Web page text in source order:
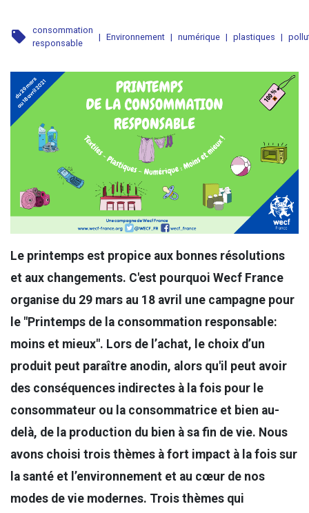
local_offer
consommation
responsable
| Environnement | numérique | plastiques |
Le printemps est propice aux bonnes résolutions
et aux changements. C'est pourquoi Wecf France
organise du 29 mars au 18 avril une campagne pour
le "Printemps de la consommation responsable:
moins et mieux". Lors de l’achat, le choix d’un
produit peut paraître anodin, alors qu'il peut avoir
des conséquences indirectes à la fois pour le
consommateur ou la consommatrice et bien au-
delà, de la production du bien à sa fin de vie. Nous
avons choisi trois thèmes à fort impact à la fois sur
la santé et l’environnement et au cœur de nos
modes de vie modernes. Trois thèmes qui